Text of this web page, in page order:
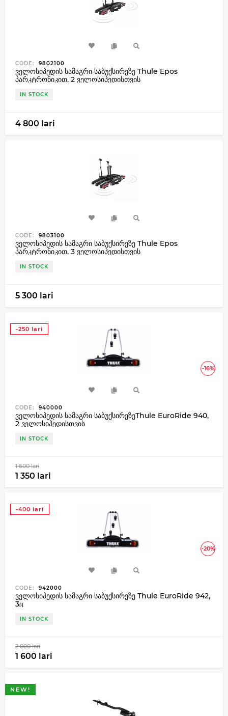
CODE: 9802100
ველოსიპედის სამაგრი საბუქსირეზე Thule Epos
პარკტრონიკით, 2 ველოსიპედისთვის
IN STOCK
4 800 lari
CODE: 9803100
ველოსიპედის სამაგრი საბუქსირეზე Thule Epos
პარკტრონიკით, 3 ველოსიპედისთვის
IN STOCK
5 300 lari
-16%
-250 lari
CODE: 940000
ველოსიპედის სამაგრი საბუქსირეზეThule EuroRide 940,
2 ველოსიპედისთვის
IN STOCK
1 600 lari
1 350 lari
-20%
-400 lari
CODE: 942000
ველოსიპედის სამაგრი საბუქსირეზე Thule EuroRide 942,
3ც
IN STOCK
2 000 lari
1 600 lari
NEW!